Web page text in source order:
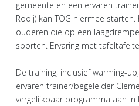
gemeente en een ervaren
Rooij) kan TOG hiermee
ouderen die op een
sporten. Ervaring met
De training, inclusief warming-
ervaren trainer/begeleider
vergelijkbaar programma aan